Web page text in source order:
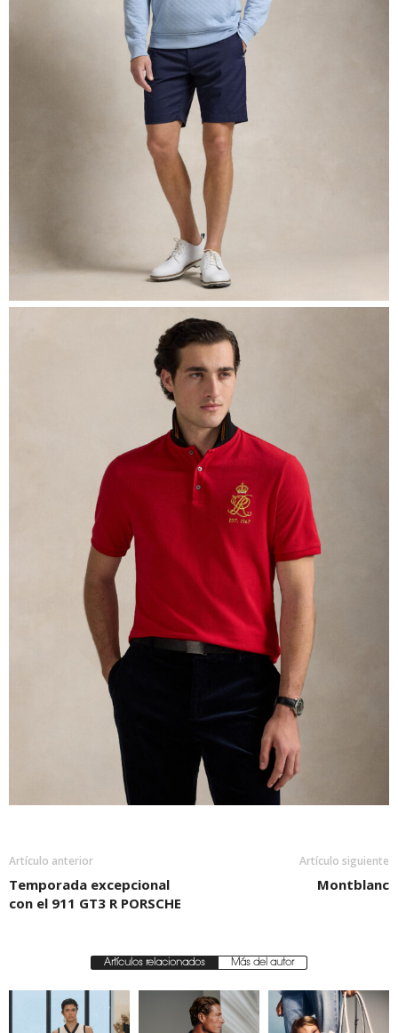
Artículo anterior
Temporada excepcional
con el 911 GT3 R PORSCHE
Artículo siguiente
Montblanc
Artículos relacionados Más del autor